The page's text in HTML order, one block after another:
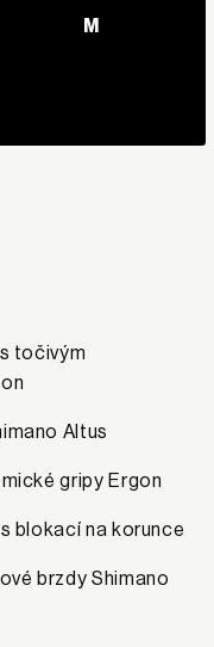
M
točivým
Altus
gripy Ergon
blokací na korunce
brzdy Shimano